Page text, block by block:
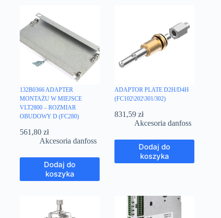
132B0366 ADAPTER
MONTAŻU W MIEJSCE
VLT2800 – ROZMIAR
OBUDOWY D (FC280)
561,80 zł
Akcesoria danfoss
Dodaj do
koszyka
ADAPTOR PLATE D2H/D4H
(FC102\202\301/302)
831,59zł
Akcesoria danfoss
Dodaj do
koszyka